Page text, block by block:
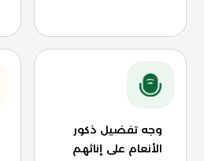
وجه تفضيل ذكور
الأنعام على إناثهم